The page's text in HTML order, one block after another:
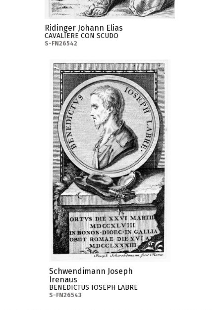
Ridinger Johann Elias
CAVALIERE CON SCUDO
S-FN26542
Schwendimann Joseph
Irenaus
BENEDICTUS IOSEPH LABRE
S-FN26543